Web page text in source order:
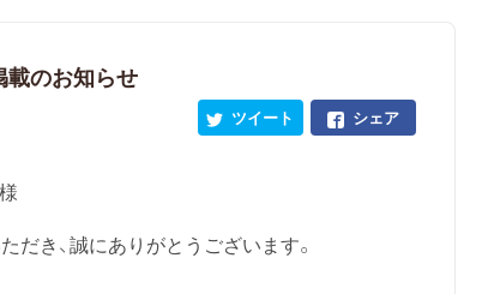
載のお知らせ
シェア
ツイート
だき、誠にありがとうございます。